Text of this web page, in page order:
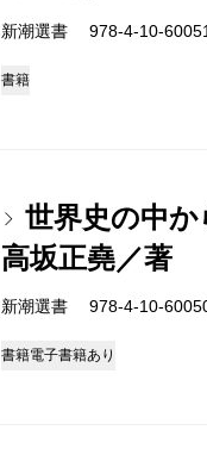
新潮選書 978-4-10-
書籍
世界史の中か
高坂正堯／著
新潮選書 978-4-10-
書籍電子書籍あり